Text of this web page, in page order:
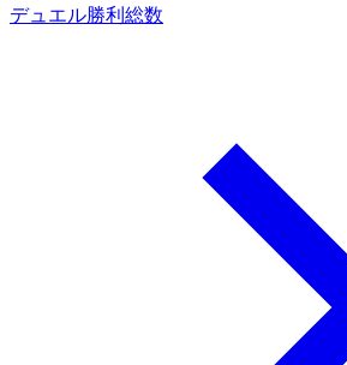
デュエル勝利総数